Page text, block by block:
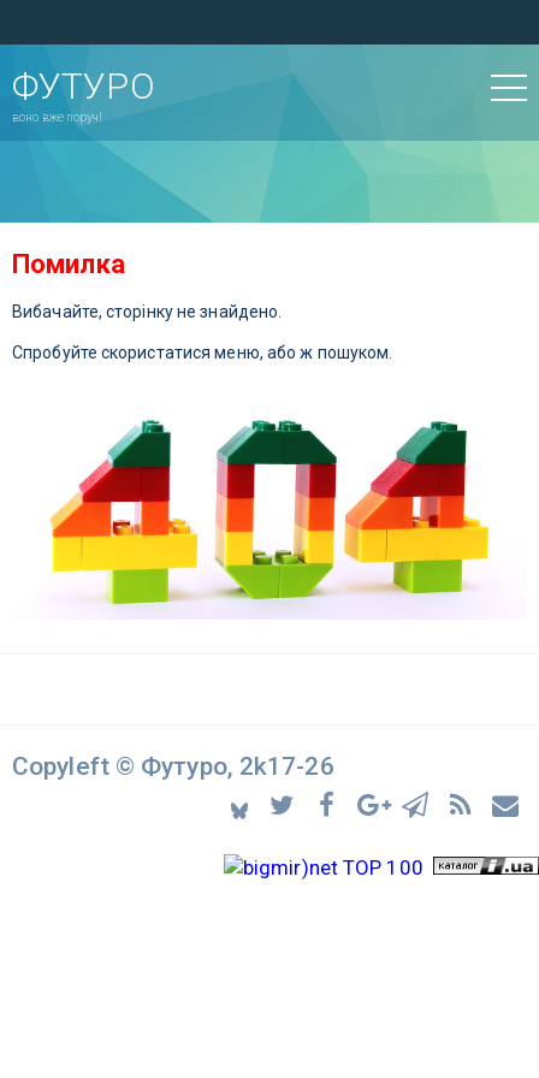
ФУТУРО
воно вже поруч!
Помилка
Вибачайте, сторінку не знайдено.
Спробуйте скористатися меню, або ж пошуком.
Copyleft © Футуро, 2k17-26